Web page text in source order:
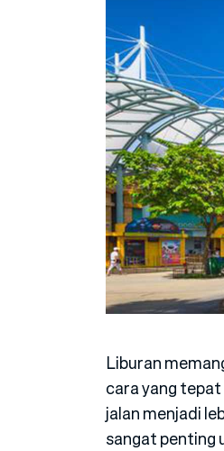
Liburan
cara yang
jalan menjadi
sangat penting